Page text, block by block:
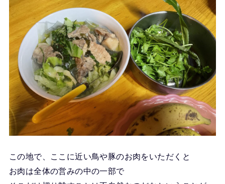
この地で、ここに近い鳥や豚のお肉をいただくと
お肉は全体の営みの中の一部で